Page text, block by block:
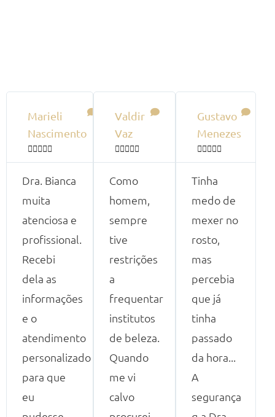
Marieli
Nascimento

Dra. Bianca
muita
atenciosa e
profissional.
Recebi
dela as
informações
e o
atendimento
personalizado
para que
eu
Valdir
Vaz

Como
homem,
sempre
tive
restrições
a
frequentar
institutos
de beleza.
Quando
me vi
calvo
Gustavo
Menezes

Tinha
medo de
mexer no
rosto,
mas
percebia
que já
tinha
passado
da hora...
A
segurança